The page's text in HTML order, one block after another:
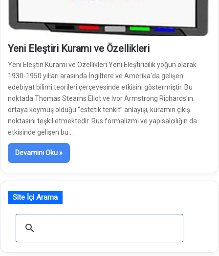
Yeni Eleştiri Kuramı ve Özellikleri
Yeni Eleştiri Kuramı ve Özellikleri Yeni Eleştiricilik yoğun olarak
1930-1950 yılları arasında İngiltere ve Amerika’da gelişen
edebiyat bilimi teorileri çerçevesinde etkisini göstermiştir. Bu
noktada Thomas Stearns Eliot ve Ivor Armstrong Richards’ın
ortaya koymuş olduğu “estetik tenkit” anlayışı, kuramın çıkış
noktasını teşkil etmektedir. Rus formalizmi ve yapısalcılığın da
etkisinde gelişen bu…
Devamını Oku »
Site İçi Arama